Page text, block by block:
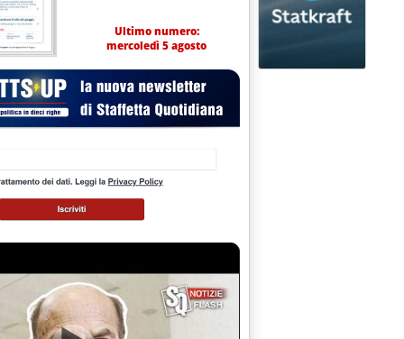
aumento sui carburanti'
Ultimo numero:
mercoledì 5 agosto